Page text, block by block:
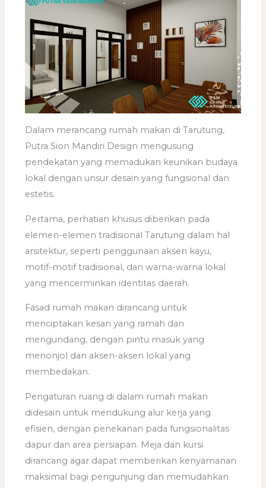
Dalam merancang rumah makan di Tarutung,
Putra Sion Mandiri Design mengusung
pendekatan yang memadukan keunikan budaya
lokal dengan unsur desain yang fungsional dan
estetis.
Pertama, perhatian khusus diberikan pada
elemen-elemen tradisional Tarutung dalam hal
arsitektur, seperti penggunaan aksen kayu,
motif-motif tradisional, dan warna-warna lokal
yang mencerminkan identitas daerah.
Fasad rumah makan dirancang untuk
menciptakan kesan yang ramah dan
mengundang, dengan pintu masuk yang
menonjol dan aksen-aksen lokal yang
membedakan.
Pengaturan ruang di dalam rumah makan
didesain untuk mendukung alur kerja yang
efisien, dengan penekanan pada fungsionalitas
dapur dan area persiapan. Meja dan kursi
dirancang agar dapat memberikan kenyamanan
maksimal bagi pengunjung dan memudahkan